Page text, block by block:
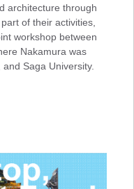
architecture through
of their activities,
workshop between
Nakamura was
Saga University.